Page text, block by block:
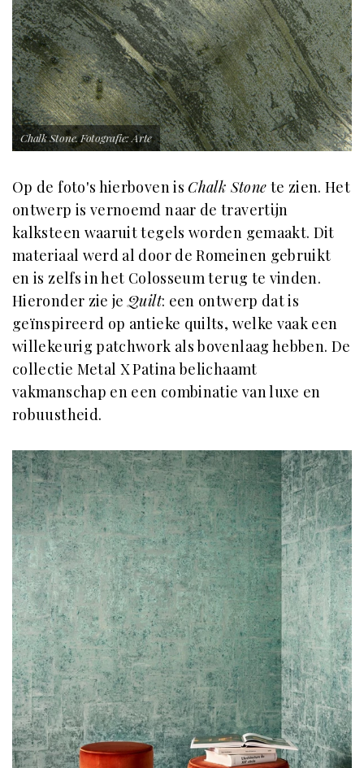
Chalk Stone. Fotografie: Arte
Op de foto's hierboven is Chalk Stone te zien. Het
ontwerp is vernoemd naar de travertijn
kalksteen waaruit tegels worden gemaakt. Dit
materiaal werd al door de Romeinen gebruikt
en is zelfs in het Colosseum terug te vinden.
Hieronder zie jeQuilt: een ontwerp dat is
geïnspireerd op antieke quilts, welke vaak een
willekeurig patchwork als bovenlaag hebben. De
collectie Metal X Patina belichaamt
vakmanschap en een combinatie van luxe en
robuustheid.